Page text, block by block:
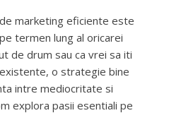
marketing eficiente este
termen lung al oricarei
de drum sau ca vrei sa iti
o strategie bine
intre mediocritate si
explora pasii esentiali pe